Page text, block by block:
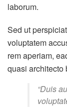
laborum.
Sed ut
voluptatem
rem aperiam,
quasi architecto
“Duis